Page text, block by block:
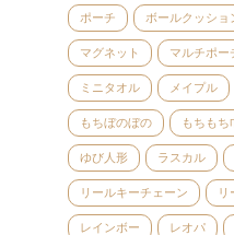
ポーチ ボールクッショ
マグネット マルチポー
ミニタオル メイプル
もちぼのぼの もちもち
ゆび人形 ラスカル
リールキーチェーン リ
レインボー レオパ